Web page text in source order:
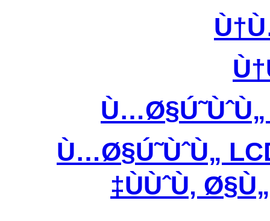
Ù…Ø§Ú˜ÙˆÙ„
ÙÙˆÙ‚